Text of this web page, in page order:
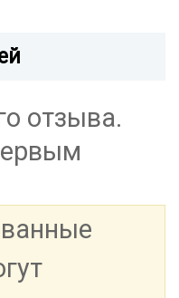
отзыва.